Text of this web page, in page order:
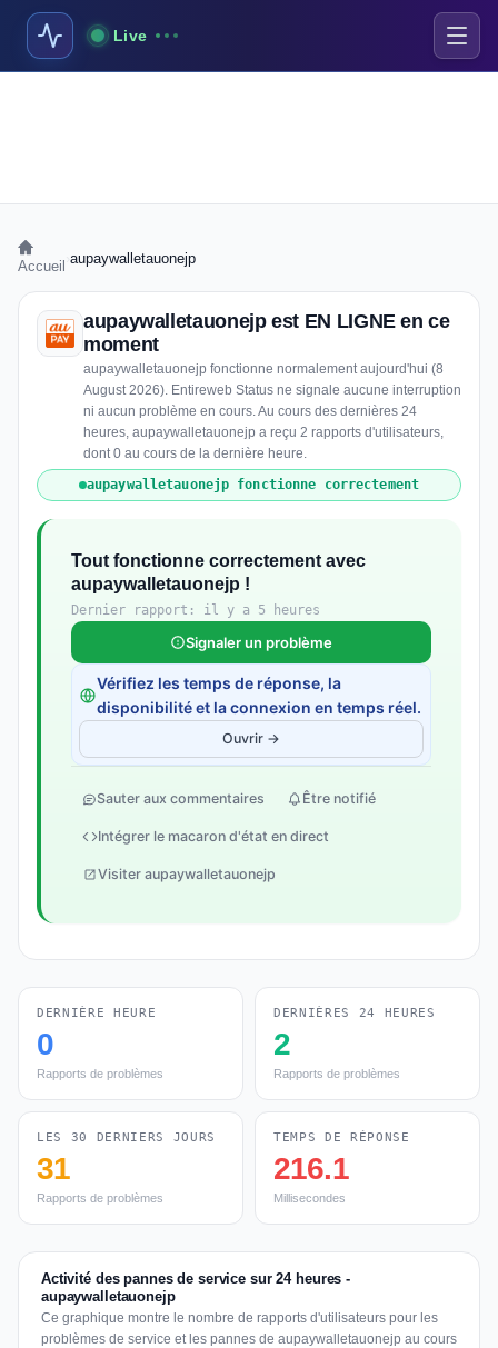
Live
Accueil aupaywalletauonejp
aupaywalletauonejp est EN LIGNE en ce
moment
aupaywalletauonejp fonctionne normalement aujourd'hui (8
August 2026). Entireweb Status ne signale aucune interruption
ni aucun problème en cours. Au cours des dernières 24
heures, aupaywalletauonejp a reçu 2 rapports d'utilisateurs,
dont 0 au cours de la dernière heure.
aupaywalletauonejp fonctionne correctement
Tout fonctionne correctement avec
aupaywalletauonejp !
Dernier rapport: il y a 5 heures
Signaler un problème
Vérifiez les temps de réponse, la
disponibilité et la connexion en temps réel.
Ouvrir →
Sauter aux commentaires Être notifié
Intégrer le macaron d'état en direct
Visiter aupaywalletauonejp
DERNIÈRE HEURE
0
Rapports de problèmes
DERNIÈRES 24 HEURES
2
Rapports de problèmes
LES 30 DERNIERS JOURS
31
Rapports de problèmes
TEMPS DE RÉPONSE
216.1
Millisecondes
Activité des pannes de service sur 24 heures -
aupaywalletauonejp
Ce graphique montre le nombre de rapports d'utilisateurs pour les
problèmes de service et les pannes de aupaywalletauonejp au cours